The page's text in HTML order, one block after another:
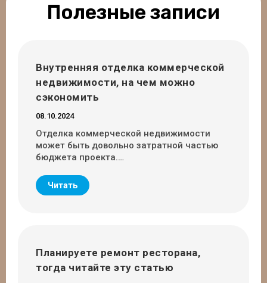
Полезные записи
Внутренняя отделка коммерческой
недвижимости, на чем можно
сэкономить
08.10.2024
Отделка коммерческой недвижимости
может быть довольно затратной частью
бюджета проекта.…
Читать
Планируете ремонт ресторана,
тогда читайте эту статью